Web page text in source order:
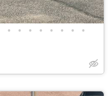
• • • • • • • •